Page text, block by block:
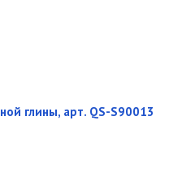
глины, арт. QS-S90013